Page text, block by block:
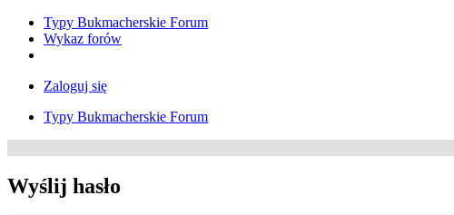
Typy Bukmacherskie Forum
Wykaz forów
Zaloguj się
Typy Bukmacherskie Forum
Wyślij hasło